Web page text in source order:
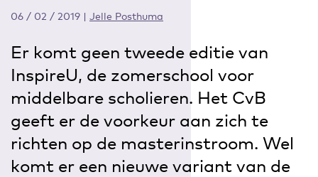
06 / 02 / 2019 | Jelle Posthuma
Er komt geen tweede editie van
InspireU, de zomerschool voor
middelbare scholieren. Het CvB
geeft er de voorkeur aan zich te
richten op de masterinstroom. Wel
komt er een nieuwe variant van de